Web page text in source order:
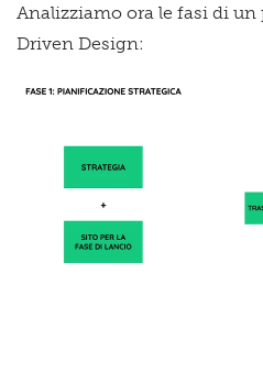
Analizziamo ora le fasi di
Driven Design: